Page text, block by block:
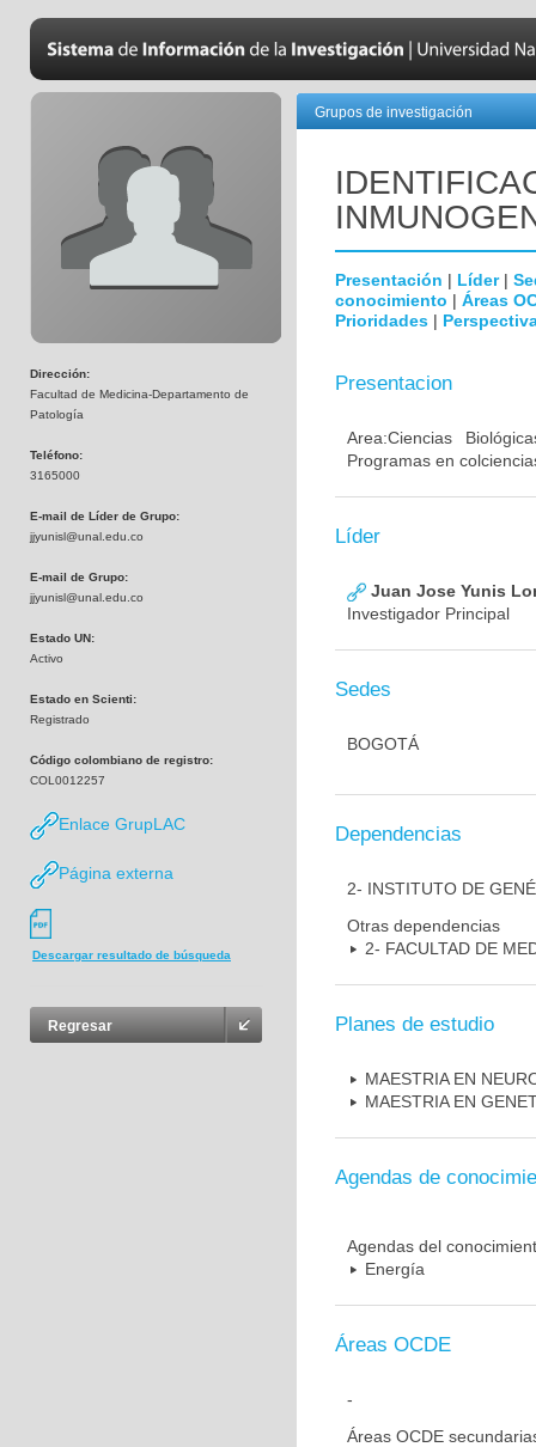
Dirección:
Facultad de Medicina-Departamento de
Patología
Teléfono:
3165000
E-mail de Líder de Grupo:
jjyunisl@unal.edu.co
E-mail de Grupo:
jjyunisl@unal.edu.co
Estado UN:
Activo
Estado en Scienti:
Registrado
Código colombiano de registro:
COL0012257
Enlace GrupLAC
Página externa
Descargar resultado de búsqueda
Regresar
Grupos de investigación
Presentación | Líder|
conocimiento | Áreas
Prioridades |
Presentacion
Area:Ciencias
Programas en
Líder
Juan Jose Yunis
Investigador Principal
Sedes
BOGOTÁ
Dependencias
2- INSTITUTO DE
Otras dependencias
2- FACULTAD DE
Planes de estudio
MAESTRIA EN
MAESTRIA EN
Agendas de
Agendas del
Energía
Áreas OCDE
-
Áreas OCDE